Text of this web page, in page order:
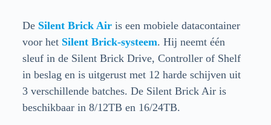
De Silent Brick Airis een mobiele datacontainer
voor het Silent Brick-systeem. Hij neemt één
sleuf in de Silent Brick Drive, Controller of Shelf
in beslag en is uitgerust met 12 harde schijven uit
3 verschillende batches. De Silent Brick Air is
beschikbaar in 8/12TB en 16/24TB.